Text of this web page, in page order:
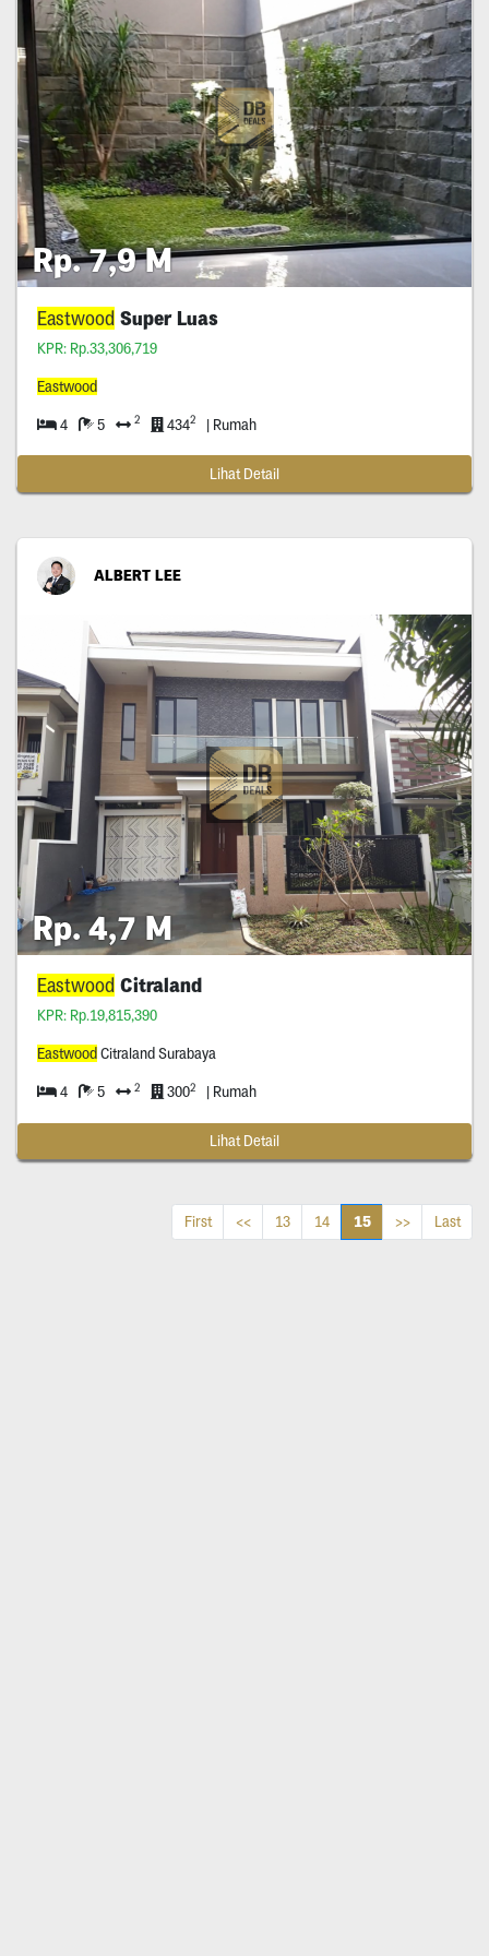
Rp. 7,9 M
Eastwood Super Luas
KPR: Rp.33,306,719
Eastwood
4 5 2 4342 | Rumah
Lihat Detail
ALBERT LEE
Rp. 4,7 M
Eastwood Citraland
KPR: Rp.19,815,390
Eastwood Citraland Surabaya
4 5 2 3002 | Rumah
Lihat Detail
First << 13 14 15 >> Last